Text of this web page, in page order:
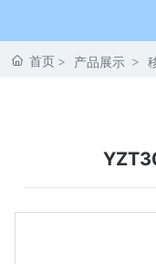
首页 产品展示